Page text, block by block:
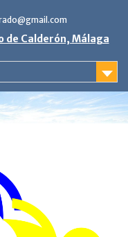
de Calderón, Málaga